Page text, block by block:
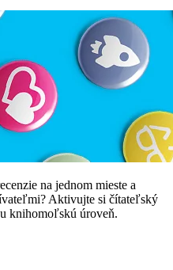
na jednom mieste a
Aktivujte si čítateľský
knihomoľskú úroveň.